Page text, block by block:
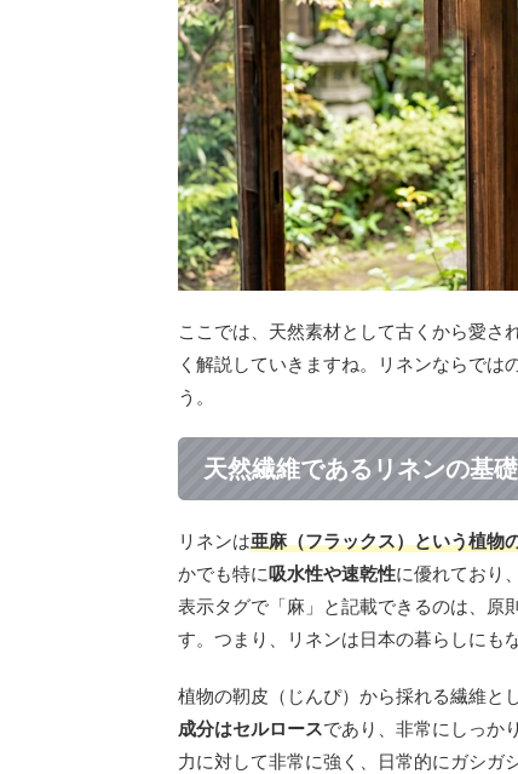
ここでは、天然素材として古くから愛さ
く解説していきますね。リネンならでは
う。
天然繊維であるリネンの基
リネンは亜麻（フラックス）という植物
かでも特に吸水性や速乾性に優れており
表示タグで「麻」と記載できるのは、原
す。つまり、リネンは日本の暮らしにも
植物の靭皮（じんぴ）から採れる繊維と
成分はセルロースであり、非常にしっか
力に対して非常に強く、日常的にガシガ